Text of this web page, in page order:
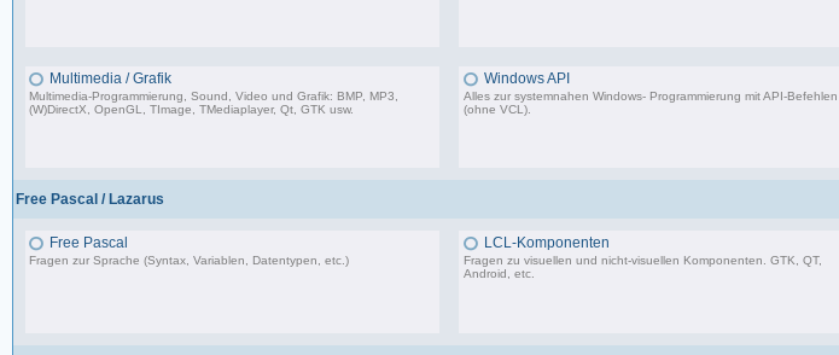
Multimedia / Grafik
Multimedia-Programmierung, Sound, Video und Grafik: BMP, MP3,
(W)DirectX, OpenGL, TImage, TMediaplayer, Qt, GTK usw.
Windows API
Alles zur systemnahen Windows- Programmierung mit API-Befehlen
(ohne VCL).
Free Pascal / Lazarus
Free Pascal
Fragen zur Sprache (Syntax, Variablen, Datentypen, etc.)
LCL-Komponenten
Fragen zu visuellen und nicht-visuellen Komponenten. GTK, QT,
Android, etc.